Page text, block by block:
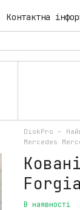
Контактна
DiskPro –
Mercedes
В наявності